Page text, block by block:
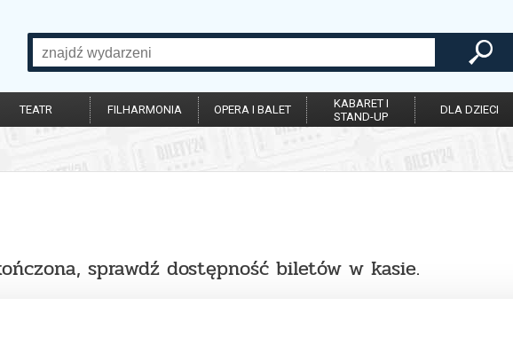
TEATR FILHARMONIA OPERA I BALET
KABARET I
STAND-UP
DLA DZIECI
sprawdź dostępność biletów w kasie.